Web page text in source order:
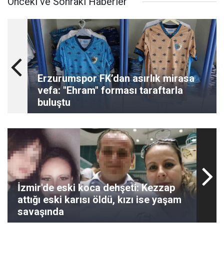
Erzurumspor FK’dan asırlık mirasa
vefa: "Ehram" forması taraftarla
buluştu
İzmir'de eski koca dehşeti: Kezzap
attığı eski karısı öldü, kızı ise yaşam
savaşında